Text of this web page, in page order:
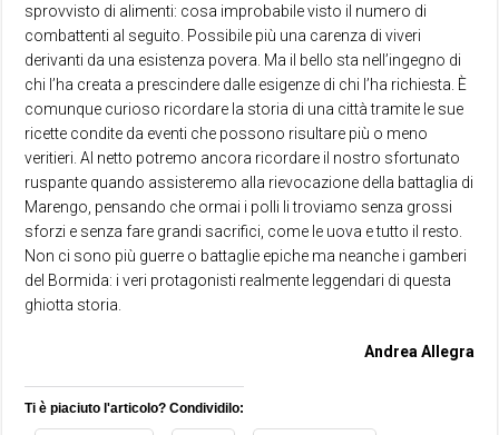
sprovvisto di alimenti: cosa improbabile visto il numero di
combattenti al seguito. Possibile più una carenza di viveri
derivanti da una esistenza povera. Ma il bello sta nell’ingegno di
chi l’ha creata a prescindere dalle esigenze di chi l’ha richiesta. È
comunque curioso ricordare la storia di una città tramite le sue
ricette condite da eventi che possono risultare più o meno
veritieri. Al netto potremo ancora ricordare il nostro sfortunato
ruspante quando assisteremo alla rievocazione della battaglia di
Marengo, pensando che ormai i polli li troviamo senza grossi
sforzi e senza fare grandi sacrifici, come le uova e tutto il resto.
Non ci sono più guerre o battaglie epiche ma neanche i gamberi
del Bormida: i veri protagonisti realmente leggendari di questa
ghiotta storia.
Andrea Allegra
Ti è piaciuto l'articolo? Condividilo: